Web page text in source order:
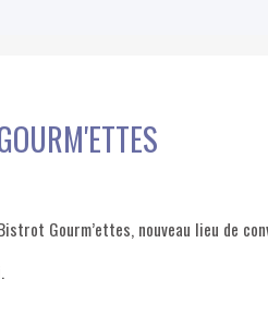
Gourm’ettes, nouveau lieu de